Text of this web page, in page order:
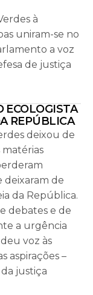
à
uniram-se no
a voz
de justiça
ECOLOGISTA
REPÚBLICA
deixou de
de
da República.
debates e de
a urgência
voz às
aspirações –
justiça